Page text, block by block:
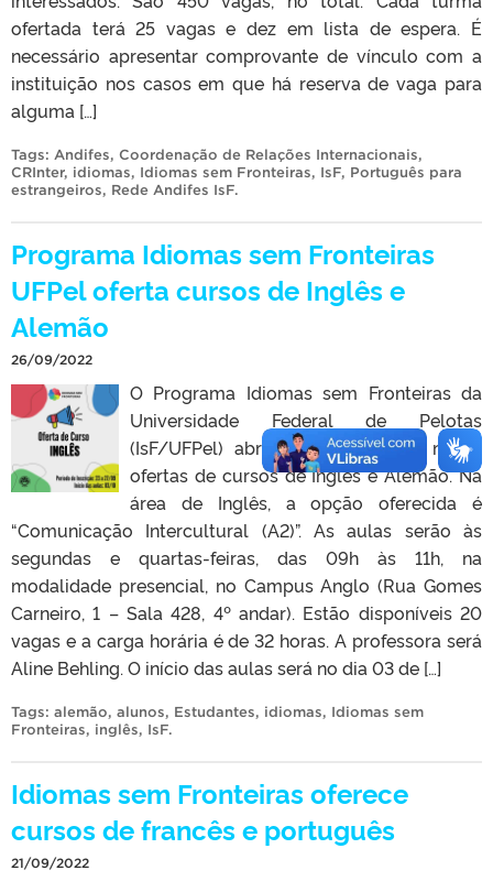
ofertada terá 25 vagas e dez em lista de espera. É
necessário apresentar comprovante de vínculo com a
instituição nos casos em que há reserva de vaga para
alguma […]
Tags: Andifes, Coordenação de Relações Internacionais,
CRInter, idiomas, Idiomas sem Fronteiras, IsF, Português para
estrangeiros, Rede Andifes IsF.
Programa Idiomas sem Fronteiras
UFPel oferta cursos de Inglês e
Alemão
26/09/2022
O Programa Idiomas sem Fronteiras da
Universidade Federal de Pelotas
(IsF/UFPel) abriu inscrições para novas
ofertas de cursos de Inglês e Alemão. Na
área de Inglês, a opção oferecida é
“Comunicação Intercultural (A2)”. As aulas serão às
segundas e quartas-feiras, das 09h às 11h, na
modalidade presencial, no Campus Anglo (Rua Gomes
Carneiro, 1 – Sala 428, 4º andar). Estão disponíveis 20
vagas e a carga horária é de 32 horas. A professora será
Aline Behling. O início das aulas será no dia 03 de […]
Tags: alemão, alunos, Estudantes, idiomas, Idiomas sem
Fronteiras, inglês, IsF.
Idiomas sem Fronteiras oferece
cursos de francês e português
21/09/2022